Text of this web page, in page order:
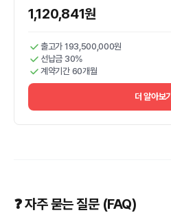
1,120,841원
출고가 193,500,000원
선납금 30%
계약기간 60개월
더 알아보기
❓ 자주 묻는 질문 (FAQ)